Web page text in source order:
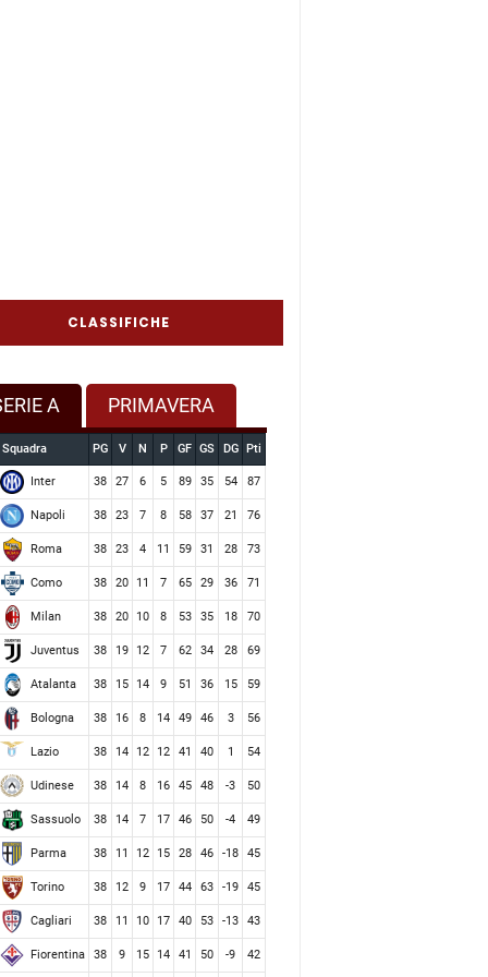
CLASSIFICHE
A PRIMAVERA
Squadra PG V N P GF GS DG Pti
Inter 38 27 6 5 89 35 54 87
Napoli 38 23 7 8 58 37 21 76
Roma 38 23 4 11 59 31 28 73
Como 38 20 11 7 65 29 36 71
Milan 38 20 10 8 53 35 18 70
Juventus 38 19 12 7 62 34 28 69
Atalanta 38 15 14 9 51 36 15 59
Bologna 38 16 8 14 49 46 3 56
Lazio 38 14 12 12 41 40 1 54
Udinese 38 14 8 16 45 48 -3 50
Sassuolo 38 14 7 17 46 50 -4 49
Parma 38 11 12 15 28 46 -18 45
Torino 38 12 9 17 44 63 -19 45
Cagliari 38 11 10 17 40 53 -13 43
Fiorentina 38 9 15 14 41 50 -9 42